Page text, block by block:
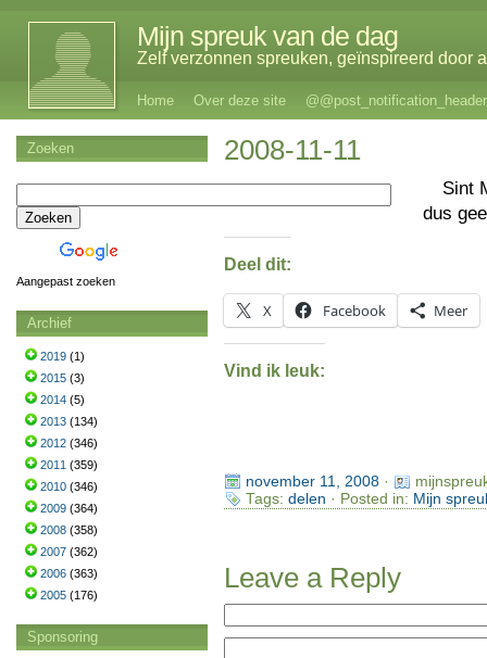
Mijn spreuk van de dag
Zelf verzonnen spreuken, geïnspireerd door
Home Over deze site @@post_notification_header
2008-11-11
Sint
dus
Deel dit:
X Facebook Meer
Vind ik leuk:
november 11, 2008·
Tags: delen · Posted in: Mijn
Leave a Reply
Zoeken
Aangepast zoeken
Archief
2019 (1)
2015 (3)
2014 (5)
2013 (134)
2012 (346)
2011 (359)
2010 (346)
2009 (364)
2008 (358)
2007 (362)
2006 (363)
2005 (176)
Sponsoring